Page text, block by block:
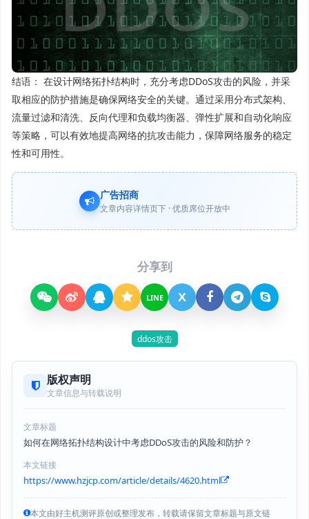
结语： 在设计网络拓扑结构时，充分考虑DDoS攻击的风险，并采
取相应的防护措施是确保网络安全的关键。通过采用分布式架构、
流量过滤和清洗、反向代理和负载均衡器、弹性扩展和自动化响应
等策略，可以有效地提高网络的抗攻击能力，保障网络服务的稳定
性和可用性。
广告招商
文章内容详情页下 · 优质席位开放中
分享到
LINE X
ddos攻击
版权声明
文章信息与转载说明
文章标题
如何在网络拓扑结构设计中考虑DDoS攻击的风险和防护？
本文链接
https://www.hzjcp.com/article/details/4620.html
本文由好主机测评原创或整理发布，转载请保留文章标题与原文链